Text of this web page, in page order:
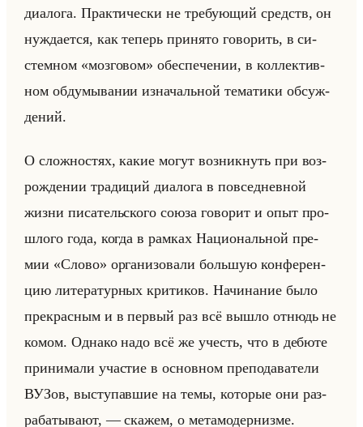
диа­ло­га. Прак­ти­че­ски не тре­бу­ющий средств, он
нуж­да­ет­ся, как те­перь при­ня­то го­во­рить, в си­
стем­ном «мозговом» обес­пе­че­нии, в кол­лек­тив­
ном об­ду­мы­ва­нии из­на­чальной те­ма­ти­ки об­суж­
де­ний.
О слож­но­стях, какие могут воз­ник­нуть при воз­
рож­де­нии тра­ди­ций диа­ло­га в по­все­днев­ной
жизни пи­са­тельско­го союза го­во­рит и опыт про­
шло­го года, когда в рам­ках На­ци­ональной пре­
мии «Слово» ор­га­ни­зо­ва­ли большую кон­фе­рен­
цию ли­те­ра­тур­ных кри­ти­ков. На­чи­на­ние было
пре­крас­ным и в пер­вый раз всё вышло от­нюдь не
комом. Од­на­ко надо всё же учесть, что в де­бю­те
при­ни­ма­ли уча­стие в ос­нов­ном пре­по­да­ва­те­ли
ВУЗов, вы­сту­пав­шие на темы, ко­то­рые они раз­
ра­ба­ты­ва­ют, — ска­жем, о ме­та­мо­дер­низ­ме.